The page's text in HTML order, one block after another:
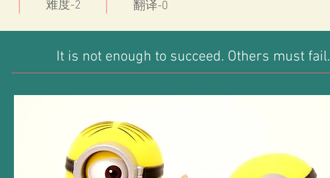
​难度-2 翻译-0
It is not enough to succeed. Others must fail.